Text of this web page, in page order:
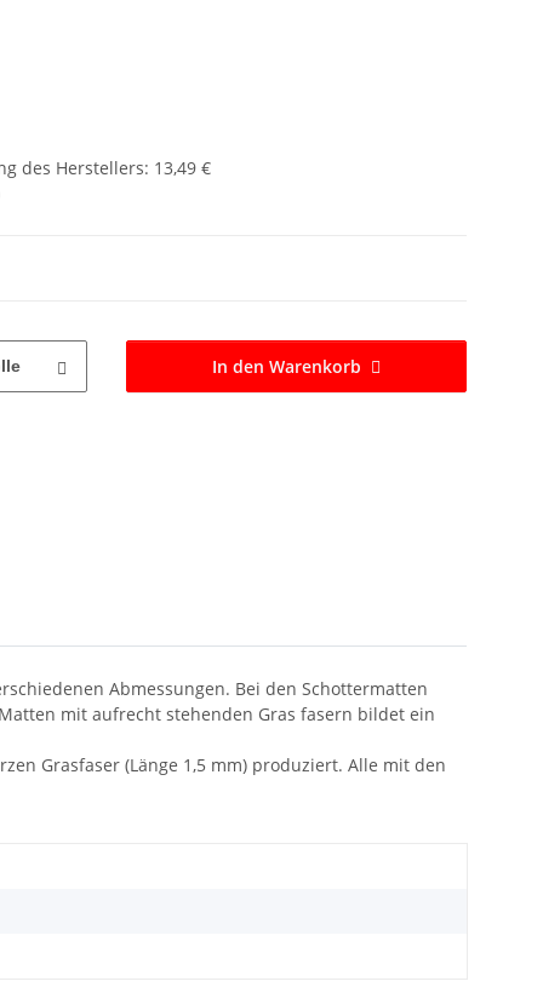
des Herstellers: 13,49 €
In den Warenkorb
Abmessungen. Bei den Schottermatten
mit aufrecht stehenden Gras fasern bildet ein
Grasfaser (Länge 1,5 mm) produziert. Alle mit den